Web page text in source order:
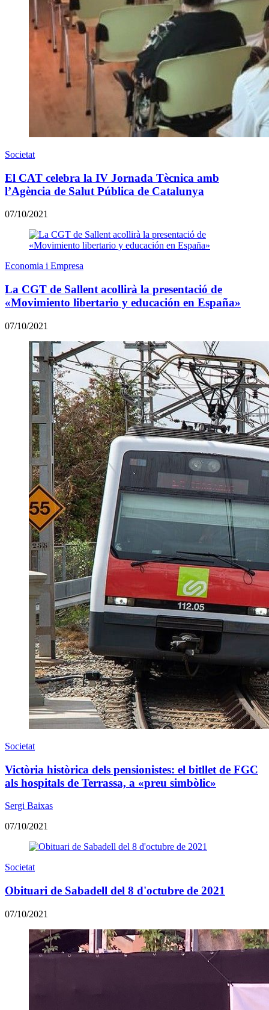
Societat
El CAT celebra la IV Jornada Tècnica amb
l’Agència de Salut Pública de Catalunya
07/10/2021
Economia i Empresa
La CGT de Sallent acollirà la presentació de
«Movimiento libertario y educación en España»
07/10/2021
Societat
Victòria històrica dels pensionistes: el bitllet de FGC
als hospitals de Terrassa, a «preu simbòlic»
Sergi Baixas
07/10/2021
Societat
Obituari de Sabadell del 8 d'octubre de 2021
07/10/2021